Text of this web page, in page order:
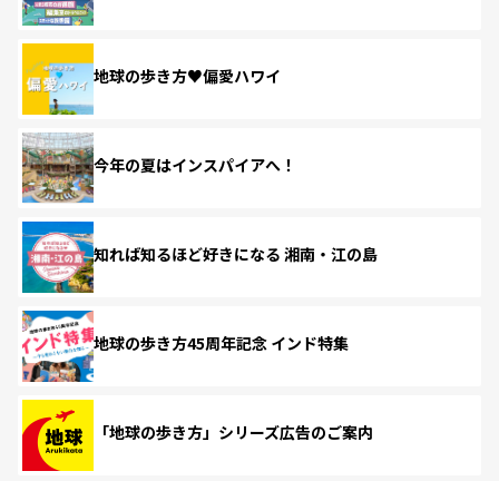
地球の歩き方♥偏愛ハワイ
今年の夏はインスパイアへ！
知れば知るほど好きになる 湘南・江の島
地球の歩き方45周年記念 インド特集
「地球の歩き方」シリーズ広告のご案内